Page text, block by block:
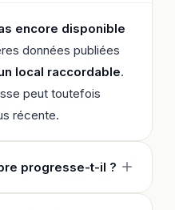
encore disponible
données publiées
local raccordable.
peut toutefois
récente.
progresse-t-il ?